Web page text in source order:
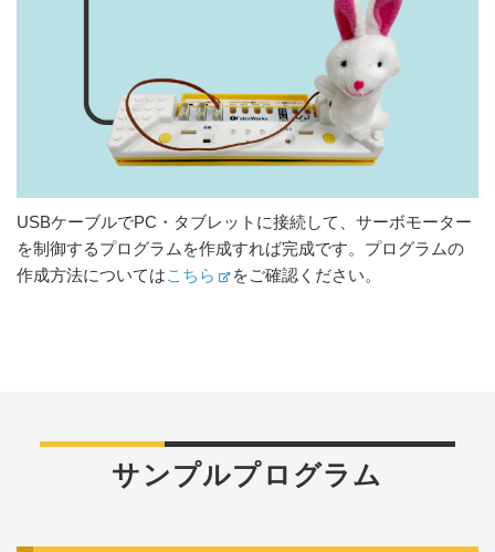
USBケーブルでPC・タブレットに接続して、サーボモーター
を制御するプログラムを作成すれば完成です。プログラムの
作成方法についてはこちら をご確認ください。
サンプルプログラム